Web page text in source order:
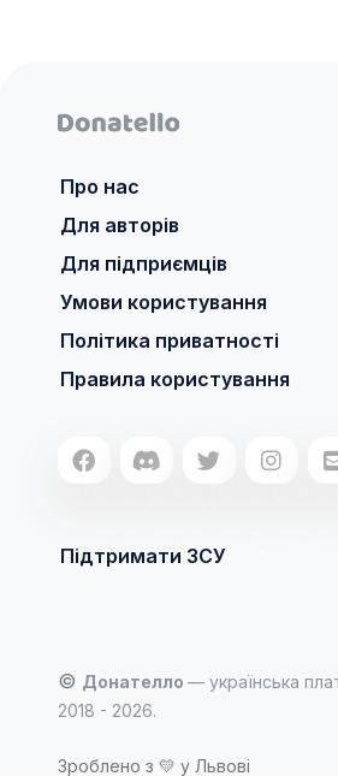
Про нас
Для авторів
Для підприємців
Умови користування
Політика приватності
Правила користування
Підтримати ЗСУ
© Донателло — українська
2018 - 2026.
Зроблено з 💛 у Львові